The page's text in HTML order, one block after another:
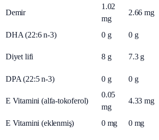
Demir
1.02
mg
2.66 mg
DHA (22:6 n-3) 0 g 0 g
Diyet lifi 8 g 7.3 g
DPA (22:5 n-3) 0 g 0 g
E Vitamini (alfa-tokoferol)
0.05
mg
4.33 mg
E Vitamini (eklenmiş) 0 mg 0 mg